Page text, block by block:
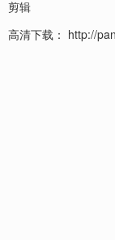
剪辑
高清下载： http://